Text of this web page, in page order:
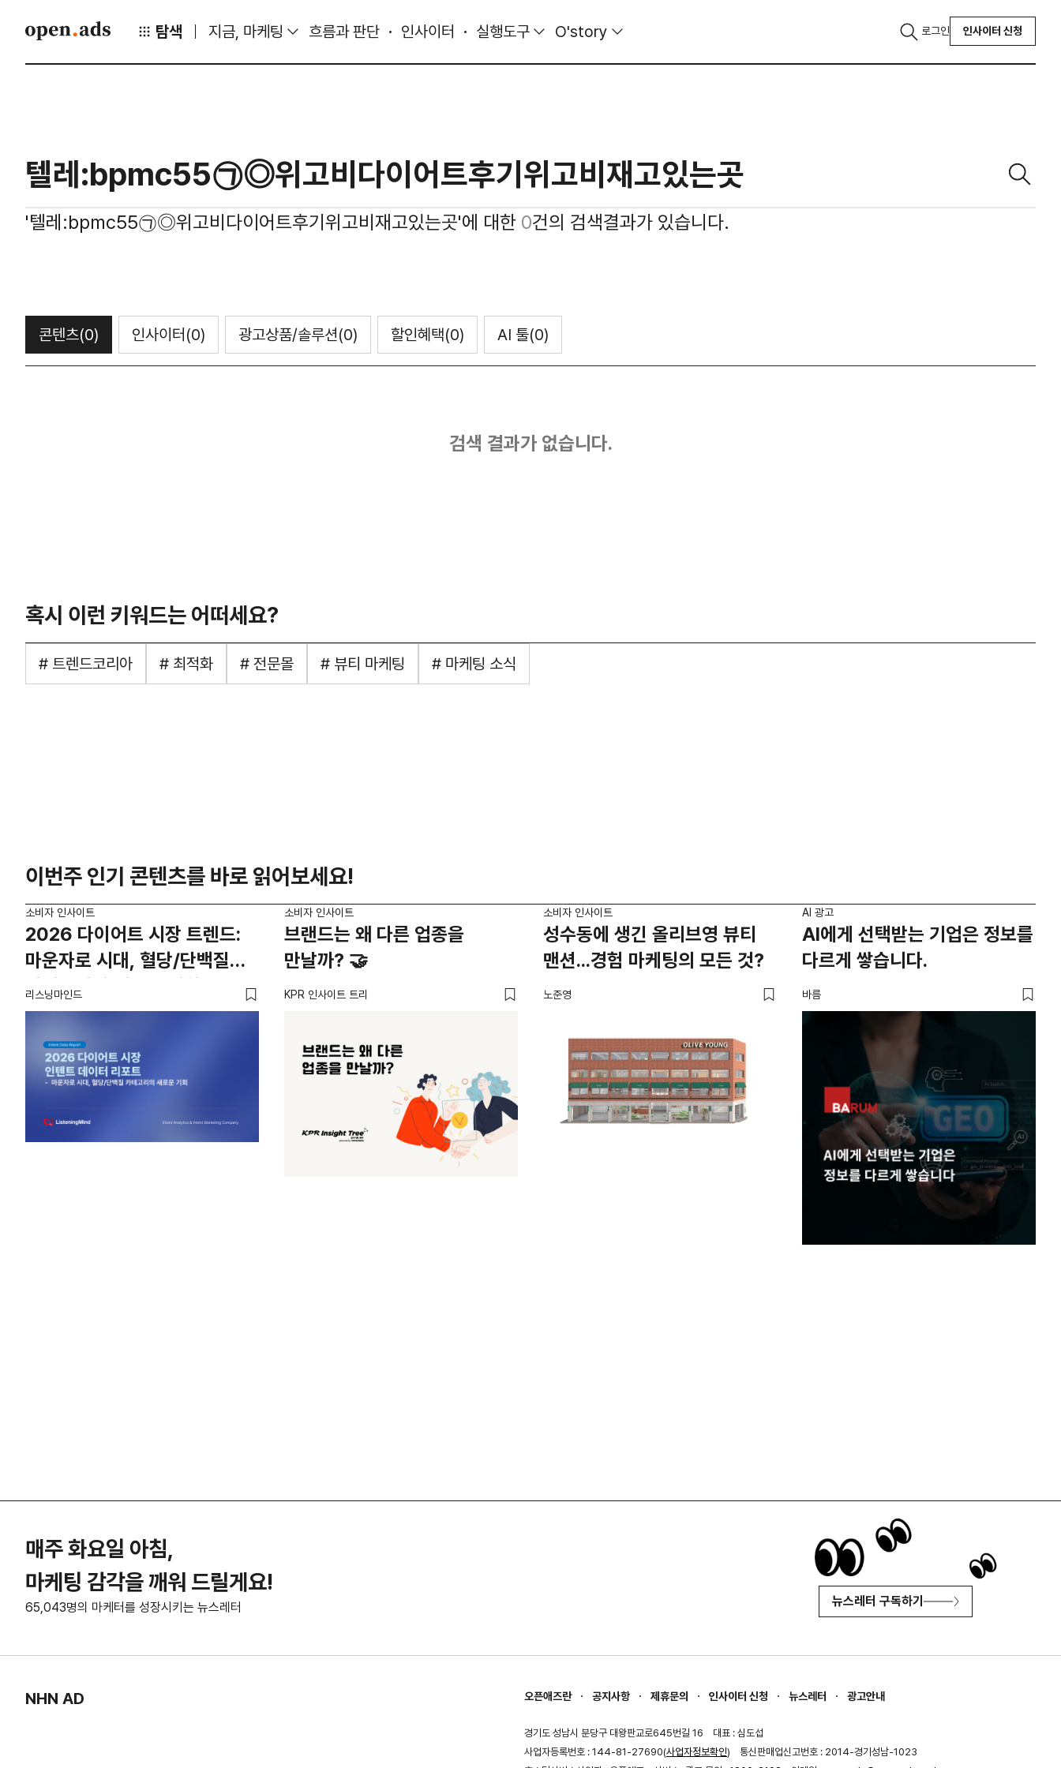
탐색 지금, 마케팅 흐름과 판단 인사이터 실행도구 O'story 로그인 인사이터 신청
'텔레:bpmc55㉠◎위고비다이어트후기위고비재고있는곳'에 대한 0건의 검색결과가 있습니다.
콘텐츠(0) 인사이터 (0) 광고상품/솔루션(0) 할인혜택(0) AI 툴(0)
검색 결과가 없습니다.
혹시 이런 키워드는 어떠세요?
# 트렌드코리아 # 최적화 # 전문몰 # 뷰티 마케팅 # 마케팅 소식
이번주 인기 콘텐츠를 바로 읽어보세요!
소비자 인사이트
2026 다이어트 시장 트렌드:
마운자로 시대, 혈당/단백질
카테고리의 새로운 기회
리스닝마인드
소비자 인사이트
브랜드는 왜 다른 업종을
만날까? 🤝
KPR 인사이트 트리
소비자 인사이트
성수동에 생긴 올리브영 뷰티
맨션...경험 마케팅의 모든 것?
노준영
AI 광고
AI에게 선택받는 기업은 정보를
다르게 쌓습니다.
바름
매주 화요일 아침,
마케팅 감각을 깨워 드릴게요!
65,043명의 마케터를 성장시키는 뉴스레터 뉴스레터 구독하기
NHN AD 오픈애즈란 공지사항 제휴문의 인사이터 신청 뉴스레터 광고안내
경기도 성남시 분당구 대왕판교로645번길 16
대표 : 심도섭
사업자등록번호 : 144-81-27690(사업자정보확인)
통신판매업신고번호 : 2014-경기성남-1023